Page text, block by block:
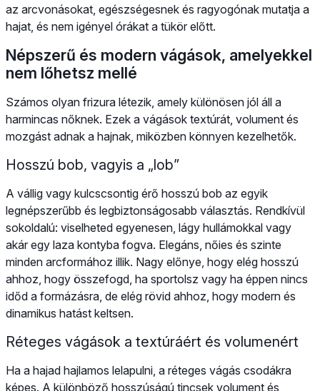
az arcvonásokat, egészségesnek és ragyogónak mutatja a
hajat, és nem igényel órákat a tükör előtt.
Népszerű és modern vágások, amelyekkel
nem lőhetsz mellé
Számos olyan frizura létezik, amely különösen jól áll a
harmincas nőknek. Ezek a vágások textúrát, volument és
mozgást adnak a hajnak, miközben könnyen kezelhetők.
Hosszú bob, vagyis a „lob”
A vállig vagy kulcscsontig érő hosszú bob az egyik
legnépszerűbb és legbiztonságosabb választás. Rendkívül
sokoldalú: viselheted egyenesen, lágy hullámokkal vagy
akár egy laza kontyba fogva. Elegáns, nőies és szinte
minden arcformához illik. Nagy előnye, hogy elég hosszú
ahhoz, hogy összefogd, ha sportolsz vagy ha éppen nincs
időd a formázásra, de elég rövid ahhoz, hogy modern és
dinamikus hatást keltsen.
Réteges vágások a textúráért és volumenért
Ha a hajad hajlamos lelapulni, a réteges vágás csodákra
képes. A különböző hosszúságú tincsek volument és